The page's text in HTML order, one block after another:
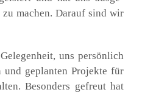
machen. Dar­auf sind wir
uns per­sön­lich
geplan­ten Pro­jek­te für
Beson­ders gefreut hat